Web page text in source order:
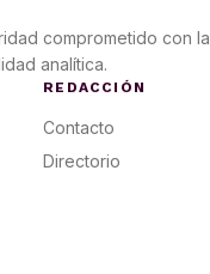
comprometido con la
analítica.
REDACCIÓN
Contacto
Directorio